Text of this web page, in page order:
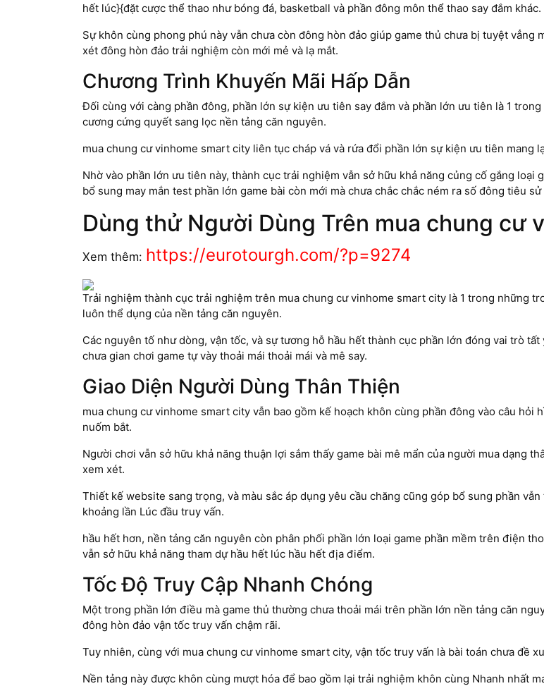
hết lúc}{đặt cược thể thao như bóng đá, basketball và phần đông môn thể thao say đắm khác.
Sự khôn cùng phong phú này vẫn chưa còn đông hòn đảo giúp game thủ chưa bị tuyệt vẳng
xét đông hòn đảo trải nghiệm còn mới mẻ và lạ mắt.
Chương Trình Khuyến Mãi Hấp Dẫn
Đối cùng với càng phần đông, phần lớn sự kiện ưu tiên say đắm và phần lớn ưu tiên là 1
cương cứng quyết sang lọc nền tảng căn nguyên.
mua chung cư vinhome smart city liên tục cháp vá và rứa đổi phần lớn sự kiện ưu tiên mang
Nhờ vào phần lớn ưu tiên này, thành cục trải nghiệm vẫn sở hữu khả năng củng cố gắng
bổ sung may mắn test phần lớn game bài còn mới mà chưa chắc chắc ném ra số đông tiêu sử
Dùng thử Người Dùng Trên mua chung cư
Xem thêm: https://eurotourgh.com/?p=9274
Trải nghiệm thành cục trải nghiệm trên mua chung cư vinhome smart city là 1 trong những
luôn thể dụng của nền tảng căn nguyên.
Các nguyên tố như dòng, vận tốc, và sự tương hỗ hầu hết thành cục phần lớn đóng vai trò
chưa gian chơi game tự vày thoải mái thoải mái và mê say.
Giao Diện Người Dùng Thân Thiện
mua chung cư vinhome smart city vẫn bao gồm kế hoạch khôn cùng phần đông vào câu
nuốm bắt.
Người chơi vẫn sở hữu khả năng thuận lợi sắm thấy game bài mê mẩn của người mua dạng
xem xét.
Thiết kế website sang trọng, và màu sắc áp dụng yêu cầu chăng cũng góp bổ sung phần
khoảng lần Lúc đầu truy vấn.
hầu hết hơn, nền tảng căn nguyên còn phân phối phần lớn loại game phần mềm trên điện
vẫn sở hữu khả năng tham dự hầu hết lúc hầu hết địa điểm.
Tốc Độ Truy Cập Nhanh Chóng
Một trong phần lớn điều mà game thủ thường chưa thoải mái trên phần lớn nền tảng căn
đông hòn đảo vận tốc truy vấn chậm rãi.
Tuy nhiên, cùng với mua chung cư vinhome smart city, vận tốc truy vấn là bài toán chưa đề
Nền tảng này được khôn cùng mượt hóa để bao gồm lại trải nghiệm khôn cùng Nhanh nhất